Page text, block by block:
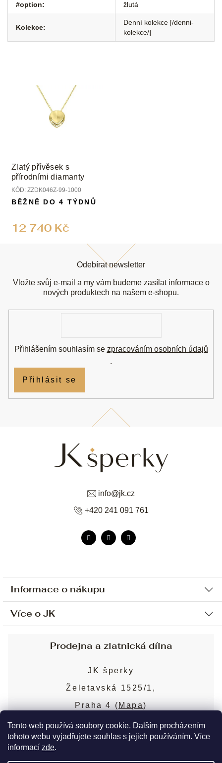
Tento web používá soubory cookie. Dalším procházením
tohoto webu vyjadřujete souhlas s jejich používáním. Více
informací zde.
#option: žlutá
Kolekce:
Denní kolekce [/denni-
kolekce/]
Zlatý přívěsek s
přírodními diamanty
KÓD: ZZDK046Z-99-1000
12 740 Kč
BĚŽNĚ DO 4 TÝDNŮ
Informace o nákupu
Ochrana osobních údajů
Sjednání osobní schůzky
Obchodní podmínky
Puncovní značky
Více o JK
Blog
Nejčastější dotazy
info@jk.cz
+420 241 091 761
Odebírat newsletter
Vložte svůj e-mail a my vám budeme zasílat informace o
nových produktech na našem e-shopu.
Přihlášením souhlasím se zpracováním osobních údajů
.
Přihlásit se
Prodejna a zlatnická dílna
JK šperky
Želetavská 1525/1,
Praha 4 (Mapa)
Více o prodejně
Copyright 2026JK šperky. Všechna práva